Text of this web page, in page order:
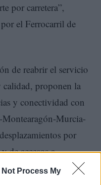
Not Process My
por carretera”,
el Ferrocarril de
de reabrir el servicio
proponen la
y conectividad con
Murcia-
por
de accesos a